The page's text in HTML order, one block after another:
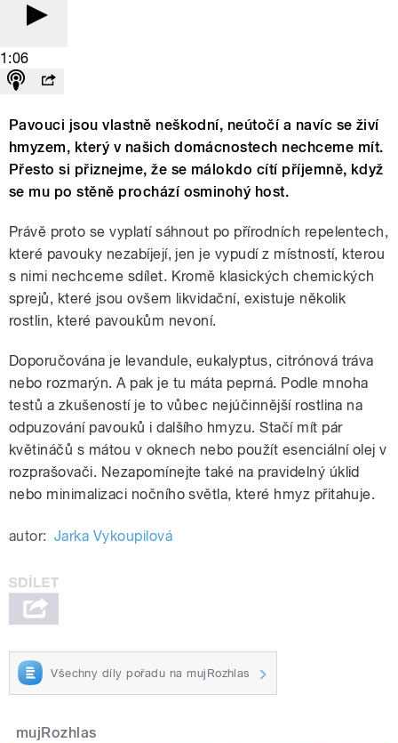
1:06
Pavouci jsou vlastně neškodní, neútočí a navíc se živí
hmyzem, který v našich domácnostech nechceme mít.
Přesto si přiznejme, že se málokdo cítí příjemně, když
se mu po stěně prochází osminohý host.
Právě proto se vyplatí sáhnout po přírodních repelentech,
které pavouky nezabíjejí, jen je vypudí z místností, kterou
s nimi nechceme sdílet. Kromě klasických chemických
sprejů, které jsou ovšem likvidační, existuje několik
rostlin, které pavoukům nevoní.
Doporučována je levandule, eukalyptus, citrónová tráva
nebo rozmarýn. A pak je tu máta peprná. Podle mnoha
testů a zkušeností je to vůbec nejúčinnější rostlina na
odpuzování pavouků i dalšího hmyzu. Stačí mít pár
květináčů s mátou v oknech nebo použít esenciální olej v
rozprašovači. Nezapomínejte také na pravidelný úklid
nebo minimalizaci nočního světla, které hmyz přitahuje.
autor: Jarka Vykoupilová
Všechny díly pořadu na mujRozhlas
mujRozhlas